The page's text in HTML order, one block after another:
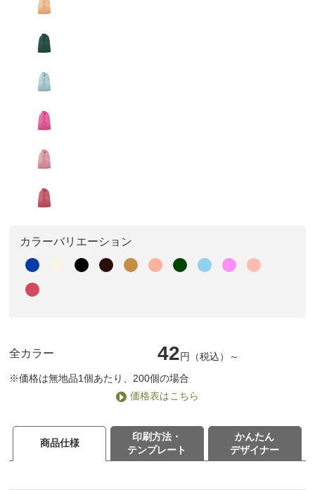
カラーバリエーション
全カラー 42円（税込）～
※価格は無地品1個あたり、200個の場合
価格表はこちら
商品仕様
印刷方法・
テンプレート
かんたん
デザイナー